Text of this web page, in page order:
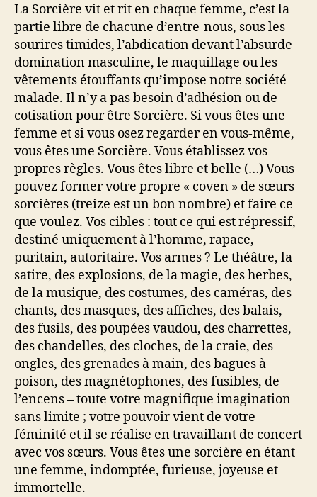
La Sorcière vit et rit en chaque femme, c’est la
partie libre de chacune d’entre-nous, sous les
sourires timides, l’abdication devant l’absurde
domination masculine, le maquillage ou les
vêtements étouffants qu’impose notre société
malade. Il n’y a pas besoin d’adhésion ou de
cotisation pour être Sorcière. Si vous êtes une
femme et si vous osez regarder en vous-même,
vous êtes une Sorcière. Vous établissez vos
propres règles. Vous êtes libre et belle (…) Vous
pouvez former votre propre « coven » de sœurs
sorcières (treize est un bon nombre) et faire ce
que voulez. Vos cibles : tout ce qui est répressif,
destiné uniquement à l’homme, rapace,
puritain, autoritaire. Vos armes ? Le théâtre, la
satire, des explosions, de la magie, des herbes,
de la musique, des costumes, des caméras, des
chants, des masques, des affiches, des balais,
des fusils, des poupées vaudou, des charrettes,
des chandelles, des cloches, de la craie, des
ongles, des grenades à main, des bagues à
poison, des magnétophones, des fusibles, de
l’encens – toute votre magnifique imagination
sans limite ; votre pouvoir vient de votre
féminité et il se réalise en travaillant de concert
avec vos sœurs. Vous êtes une sorcière en étant
une femme, indomptée, furieuse, joyeuse et
immortelle.